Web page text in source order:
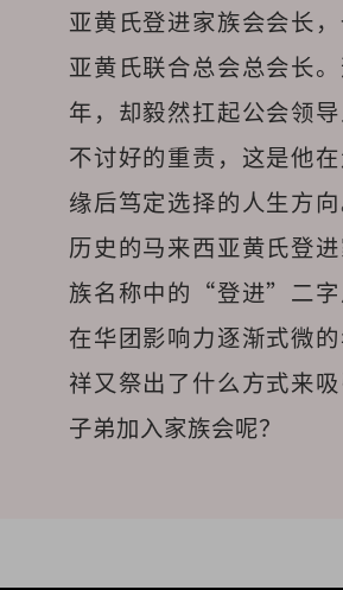
亚黄氏登进家族会会长
亚黄氏联合总会总会长
年，却毅然扛起公会领
不讨好的重责，这是他
缘后笃定选择的人生方
历史的马来西亚黄氏登
族名称中的“登进”二字
在华团影响力逐渐式微
祥又祭出了什么方式来
子弟加入家族会呢？